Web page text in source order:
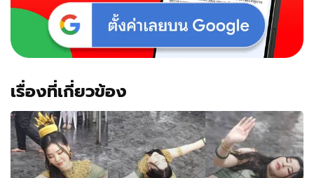
ทุ
เรื่องที่เกี่ยวข้อง